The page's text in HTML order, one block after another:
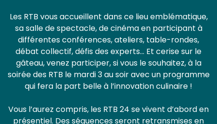
Les RTB vous accueillent dans ce lieu emblématique,
sa salle de spectacle, de cinéma en participant à
différentes conférences, ateliers, table-rondes,
débat collectif, défis des experts… Et cerise sur le
gâteau, venez participer, si vous le souhaitez, à la
soirée des RTB le mardi 3 au soir avec un programme
qui fera la part belle à l’innovation culinaire !
Vous l’aurez compris, les RTB 24 se vivent d’abord en
présentiel. Des séquences seront retransmises en